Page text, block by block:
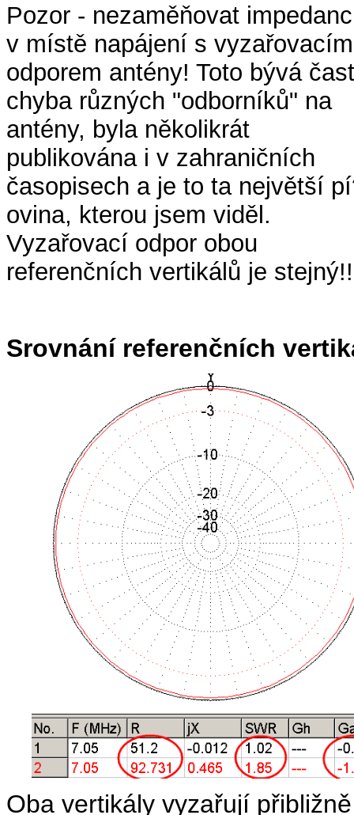
Pozor - nezaměňovat
v místě napájení s vyzařovacím
odporem antény! Toto bývá
chyba různých "odborníků" na
antény, byla několikrát
publikována i v zahraničních
časopisech a je to ta největší
ovina, kterou jsem viděl.
Vyzařovací odpor obou
referenčních vertikálů je
Srovnání referenčních
Oba vertikály vyzařují